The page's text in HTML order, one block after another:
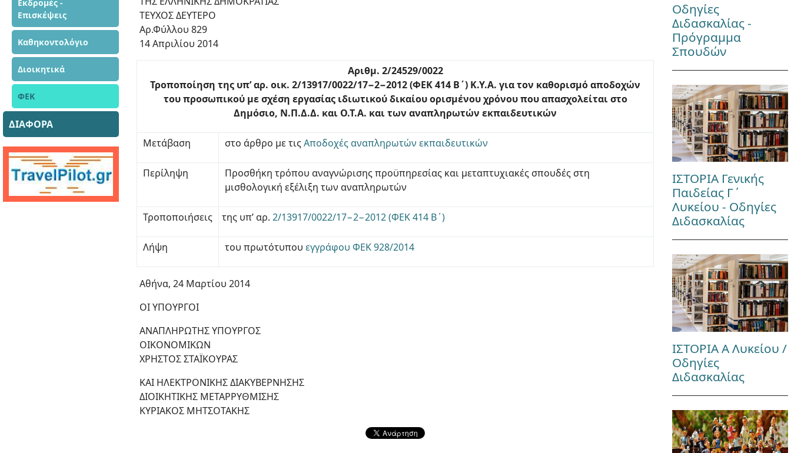
Εκδρομές -
Επισκέψεις
Καθηκοντολόγιο
Διοικητικά
ΦΕΚ
ΔΙΑΦΟΡΑ
ΤΕΥΧΟΣ ΔΕΥΤΕΡΟ
Αρ.Φύλλου 829
14 Απριλίου 2014
Αριθμ. 2/24529/0022
Τροποποίηση της υπ’ αρ. οικ. 2/13917/0022/17−2−2012 (ΦΕΚ 414 Β΄) Κ.Υ.Α. για τον καθορισμό αποδοχών
του προσωπικού με σχέση εργασίας ιδιωτικού δικαίου ορισμένου χρόνου που απασχολείται στο
Δημόσιο, Ν.Π.Δ.Δ. και Ο.Τ.Α. και των αναπληρωτών εκπαιδευτικών
Μετάβαση στο άρθρο με τιςΑποδοχές αναπληρωτών εκπαιδευτικών
Περίληψη
Προσθήκη τρόπου αναγνώρισης προϋπηρεσίας και μεταπτυχιακές σπουδές στη
μισθολογική εξέλιξη των αναπληρωτών
Τροποποιήσεις της υπ’ αρ. 2/13917/0022/17−2−2012 (ΦΕΚ 414 Β΄)
Λήψη του πρωτότυπου εγγράφου ΦΕΚ 928/2014
Αθήνα, 24 Μαρτίου 2014
ΟΙ ΥΠΟΥΡΓΟΙ
ΑΝΑΠΛΗΡΩΤΗΣ ΥΠΟΥΡΓΟΣ
ΟΙΚΟΝΟΜΙΚΩΝ
ΧΡΗΣΤΟΣ ΣΤΑΪΚΟΥΡΑΣ
ΚΑΙ ΗΛΕΚΤΡΟΝΙΚΗΣ ΔΙΑΚΥΒΕΡΝΗΣΗΣ
ΔΙΟΙΚΗΤΙΚΗΣ ΜΕΤΑΡΡΥΘΜΙΣΗΣ
ΚΥΡΙΑΚΟΣ ΜΗΤΣΟΤΑΚΗΣ
Οδηγίες
Διδασκαλίας -
Πρόγραμμα
Σπουδών
ΙΣΤΟΡΙΑ Γενικής
Παιδείας Γ΄
Λυκείου - Οδηγίες
Διδασκαλίας
ΙΣΤΟΡΙΑ Α Λυκείου /
Οδηγίες
Διδασκαλίας